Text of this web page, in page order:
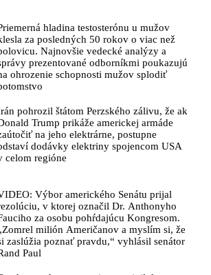
hladina testosterónu u mužov
za posledných 50 rokov o viac než
Najnovšie vedecké analýzy a
prezentované odborníkmi poukazujú
ohrozenie schopnosti mužov splodiť
pohrozil štátom Perzského zálivu, že ak
Trump prikáže americkej armáde
na jeho elektrárne, postupne
dodávky elektriny spojencom USA
celom regióne
Výbor amerického Senátu prijal
v ktorej označil Dr. Anthonyho
za osobu pohŕdajúcu Kongresom.
milión Američanov a myslím si, že
zaslúžia poznať pravdu,“ vyhlásil senátor
Paul